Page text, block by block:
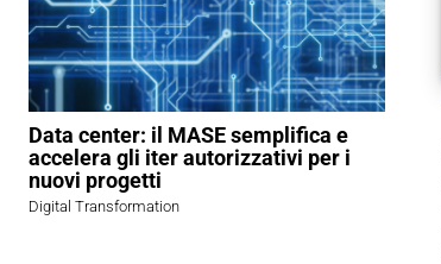
Data center: il MASE semplifica e
accelera gli iter autorizzativi per i
nuovi progetti
Digital Transformation